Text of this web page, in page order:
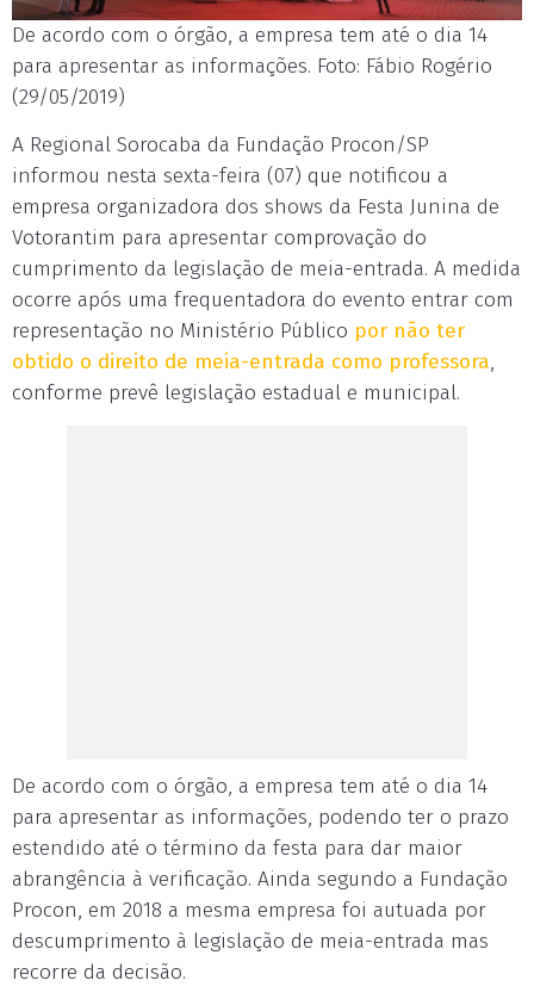
De acordo com o órgão, a empresa tem até o dia 14
para apresentar as informações. Foto: Fábio Rogério
(29/05/2019)
A Regional Sorocaba da Fundação Procon/SP
informou nesta sexta-feira (07) que notificou a
empresa organizadora dos shows da Festa Junina de
Votorantim para apresentar comprovação do
cumprimento da legislação de meia-entrada. A medida
ocorre após uma frequentadora do evento entrar com
representação no Ministério Público por não ter
obtido o direito de meia-entrada como professora,
conforme prevê legislação estadual e municipal.
De acordo com o órgão, a empresa tem até o dia 14
para apresentar as informações, podendo ter o prazo
estendido até o término da festa para dar maior
abrangência à verificação. Ainda segundo a Fundação
Procon, em 2018 a mesma empresa foi autuada por
descumprimento à legislação de meia-entrada mas
recorre da decisão.